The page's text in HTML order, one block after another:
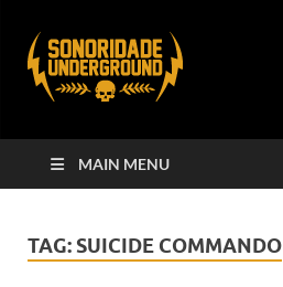
MAIN MENU
TAG: SUICIDE COMMANDO